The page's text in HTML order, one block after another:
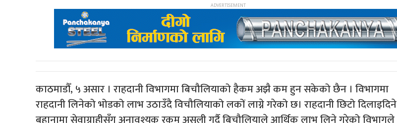
काठमाडौँ, ५ असार । राहदानी विभागमा बिचौलियाको हैकम अझै कम हुन सकेको छैन । विभागमा
राहदानी लिनेको भोडको लाभ उठाउँदै विचौलियाको लकों लाग्ने गरेको छ। राहदानी छिटो दिलाइदिने